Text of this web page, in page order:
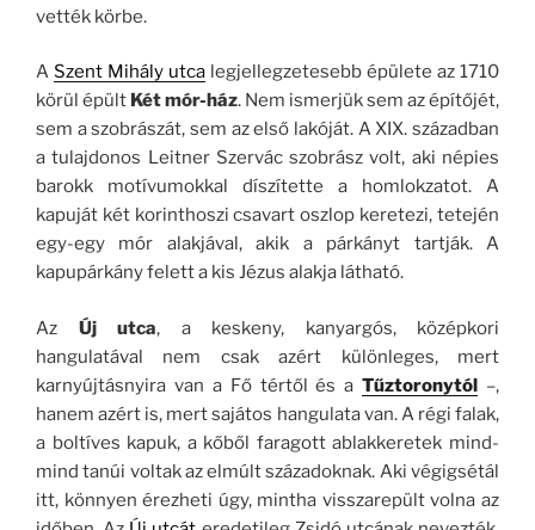
vették körbe.
A Szent Mihály utca legjellegzetesebb épülete az 1710
körül épült Két mór-ház. Nem ismerjük sem az építőjét,
sem a szobrászát, sem az első lakóját. A XIX. században
a tulajdonos Leitner Szervác szobrász volt, aki népies
barokk motívumokkal díszítette a homlokzatot. A
kapuját két korinthoszi csavart oszlop keretezi, tetején
egy-egy mór alakjával, akik a párkányt tartják. A
kapupárkány felett a kis Jézus alakja látható.
Az Új utca, a keskeny, kanyargós, középkori
hangulatával nem csak azért különleges, mert
karnyújtásnyira van a Fő tértől és aTűztoronytól –,
hanem azért is, mert sajátos hangulata van. A régi falak,
a boltíves kapuk, a kőből faragott ablakkeretek mind-
mind tanúi voltak az elmúlt századoknak. Aki végigsétál
itt, könnyen érezheti úgy, mintha visszarepült volna az